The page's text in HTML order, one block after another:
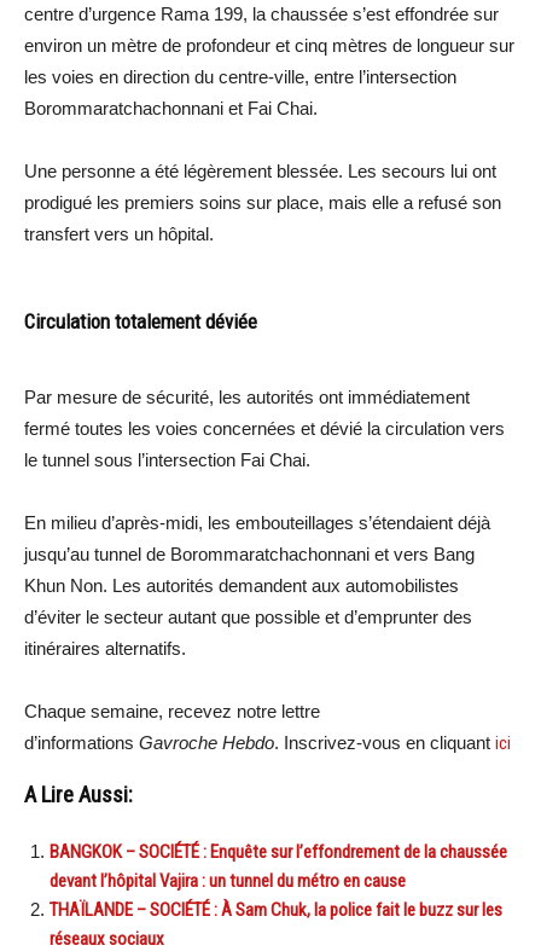
centre d’urgence Rama 199, la chaussée s’est effondrée sur
environ un mètre de profondeur et cinq mètres de longueur sur
les voies en direction du centre-ville, entre l’intersection
Borommaratchachonnani et Fai Chai.
Une personne a été légèrement blessée. Les secours lui ont
prodigué les premiers soins sur place, mais elle a refusé son
transfert vers un hôpital.
Circulation totalement déviée
Par mesure de sécurité, les autorités ont immédiatement
fermé toutes les voies concernées et dévié la circulation vers
le tunnel sous l’intersection Fai Chai.
En milieu d’après-midi, les embouteillages s’étendaient déjà
jusqu’au tunnel de Borommaratchachonnani et vers Bang
Khun Non. Les autorités demandent aux automobilistes
d’éviter le secteur autant que possible et d’emprunter des
itinéraires alternatifs.
Chaque semaine, recevez notre lettre
d’informations Gavroche Hebdo. Inscrivez-vous en cliquant ici
A Lire Aussi:
BANGKOK – SOCIÉTÉ : Enquête sur l’effondrement de la chaussée
devant l’hôpital Vajira : un tunnel du métro en cause
THAÏLANDE – SOCIÉTÉ : À Sam Chuk, la police fait le buzz sur les
réseaux sociaux